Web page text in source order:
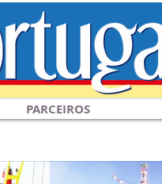
PARCEIROS